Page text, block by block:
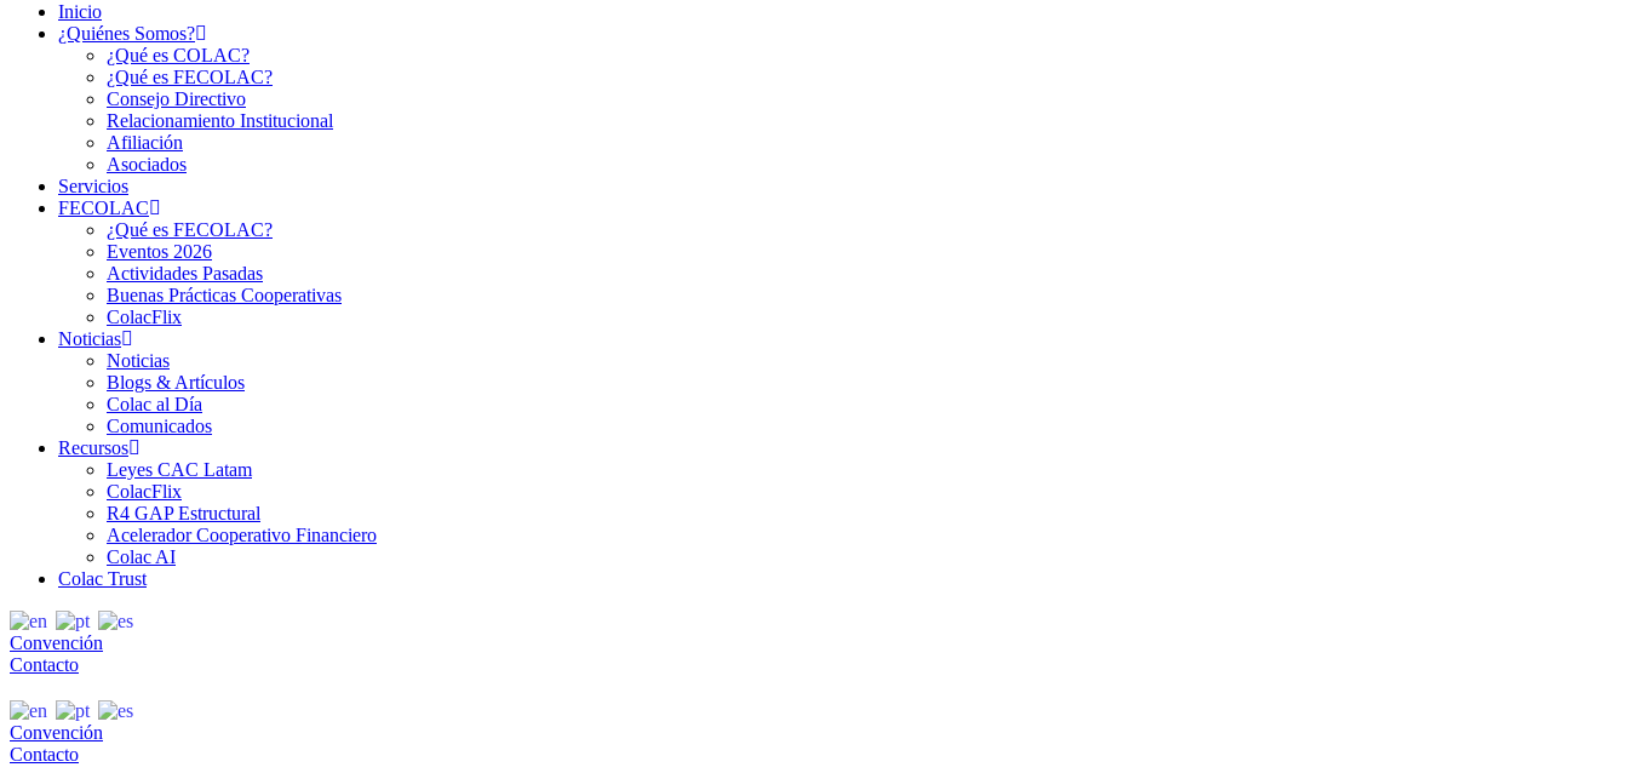
Inicio
¿Quiénes Somos?
¿Qué es COLAC?
¿Qué es FECOLAC?
Consejo Directivo
Relacionamiento Institucional
Afiliación
Asociados
Servicios
FECOLAC
¿Qué es FECOLAC?
Eventos 2026
Actividades Pasadas
Buenas Prácticas Cooperativas
ColacFlix
Noticias
Noticias
Blogs & Artículos
Colac al Día
Comunicados
Recursos
Leyes CAC Latam
ColacFlix
R4 GAP Estructural
Acelerador Cooperativo Financiero
Colac AI
Colac Trust
Convención
Contacto
Convención
Contacto